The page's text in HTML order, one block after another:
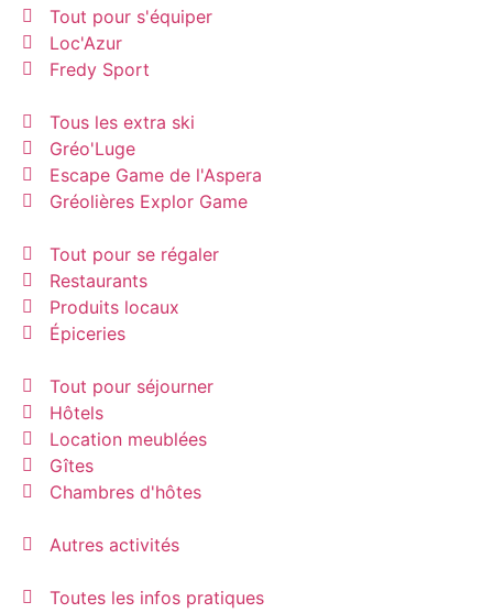
Tout pour s'équiper
Loc'Azur
Fredy Sport
Tous les extra ski
Gréo'Luge
Escape Game de l'Aspera
Gréolières Explor Game
Tout pour se régaler
Restaurants
Produits locaux
Épiceries
Tout pour séjourner
Hôtels
Location meublées
Gîtes
Chambres d'hôtes
Autres activités
Toutes les infos pratiques